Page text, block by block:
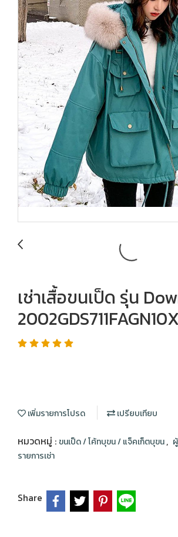
เช่าเสื้อขนเป็ด รุ่น
เพิ่มรายการโปรด เปรียบเทียบ
หมวดหมู่ : ขนเป็ด / โค้ทบุขน / แจ็คเก็ตบุขน,
รายการเช่า
Share